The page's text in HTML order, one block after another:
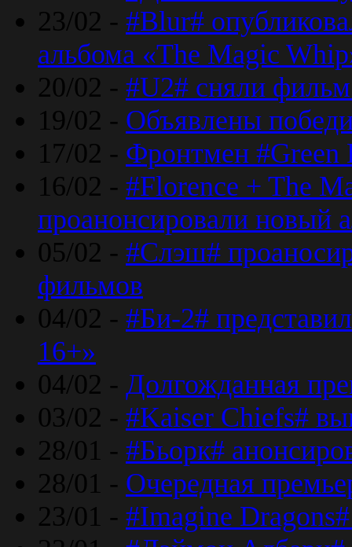
23/02 - #Blur#
альбома «The Magic
20/02 - #U2# сняли
19/02 - Объявлены
17/02 - Фронтмен #Green
16/02 - #Florence + The
проанонсировали новый
05/02 - #Слэш#
фильмов
04/02 - #Би-2#
16+»
04/02 - Долгожданная
03/02 - #Kaiser Chiefs#
28/01 - #Бьорк#
28/01 - Очередная
23/01 - #Imagine